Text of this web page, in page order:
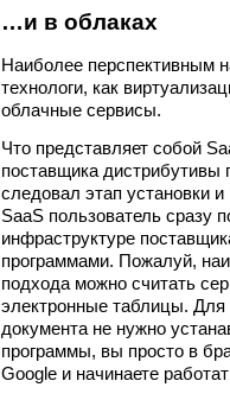
…и в облаках
Наиболее перспективным
технологи, как
облачные сервисы.
Что представляет собой
поставщика дистрибутивы
следовал этап установки
SaaS пользователь сразу
инфраструктуре
программами. Пожалуй,
подхода можно считать
электронные таблицы. Для
документа не нужно
программы, вы просто в
Google и начинаете